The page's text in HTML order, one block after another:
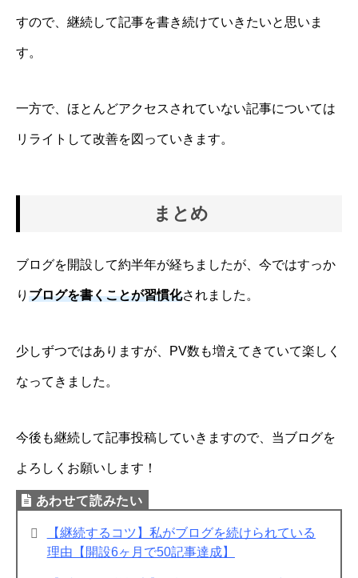
すので、継続して記事を書き続けていきたいと思いま
す。
一方で、ほとんどアクセスされていない記事については
リライトして改善を図っていきます。
まとめ
ブログを開設して約半年が経ちましたが、今ではすっか
り ブログを書くことが習慣化されました。
少しずつではありますが、PV数も増えてきていて楽しく
なってきました。
今後も継続して記事投稿していきますので、当ブログを
よろしくお願いします！
【継続するコツ】私がブログを続けられている
理由【開設6ヶ月で50記事達成】